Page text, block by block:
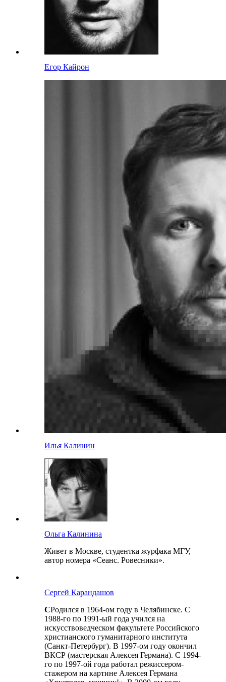
Егор Кайрон
Илья Калинин
Ольга Калинина
Живет в Москве, студентка журфака МГУ,
автор номера «Сеанс. Ровесники».
Сергей Карандашов
СРодился в 1964-ом году в Челябинске. С
1988-го по 1991-ый года учился на
искусствоведческом факультете Российского
христианского гуманитарного института
(Санкт-Петербург). В 1997-ом году окончил
ВКСР (мастерская Алексея Германа). С 1994-
го по 1997-ой года работал режиссером-
стажером на картине Алексея Германа